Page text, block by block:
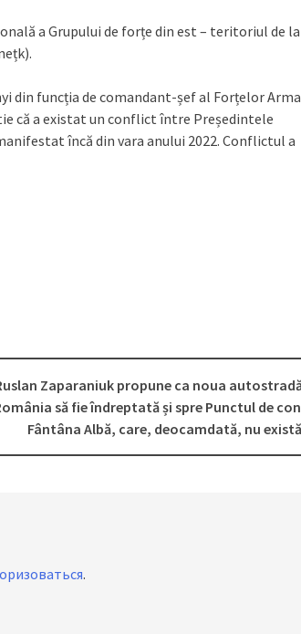
a Grupului de forțe din est – teritoriul de la
din funcția de comandant-șef al Forțelor
că a existat un conflict între Președintele
încă din vara anului 2022. Conflictul a
Zaparaniuk propune ca noua
să fie îndreptată și spre Punctul de
Fântâna Albă, care, deocamdată, nu există
.